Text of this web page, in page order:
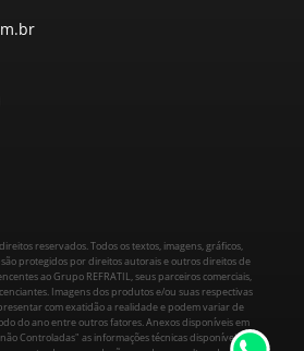
reservados. Todos os textos, imagens, gráficos,
protegidos por direitos autorais e outros direitos de
ao Grupo REFRATIL, seus parceiros comerciais,
Imagens dos produtos e/ou suas respectivas
com exatidão a realidade e podem variar de
do ano entre outros fatores. Anexos disponíveis em
Controladas" as informações técnicas disponíveis